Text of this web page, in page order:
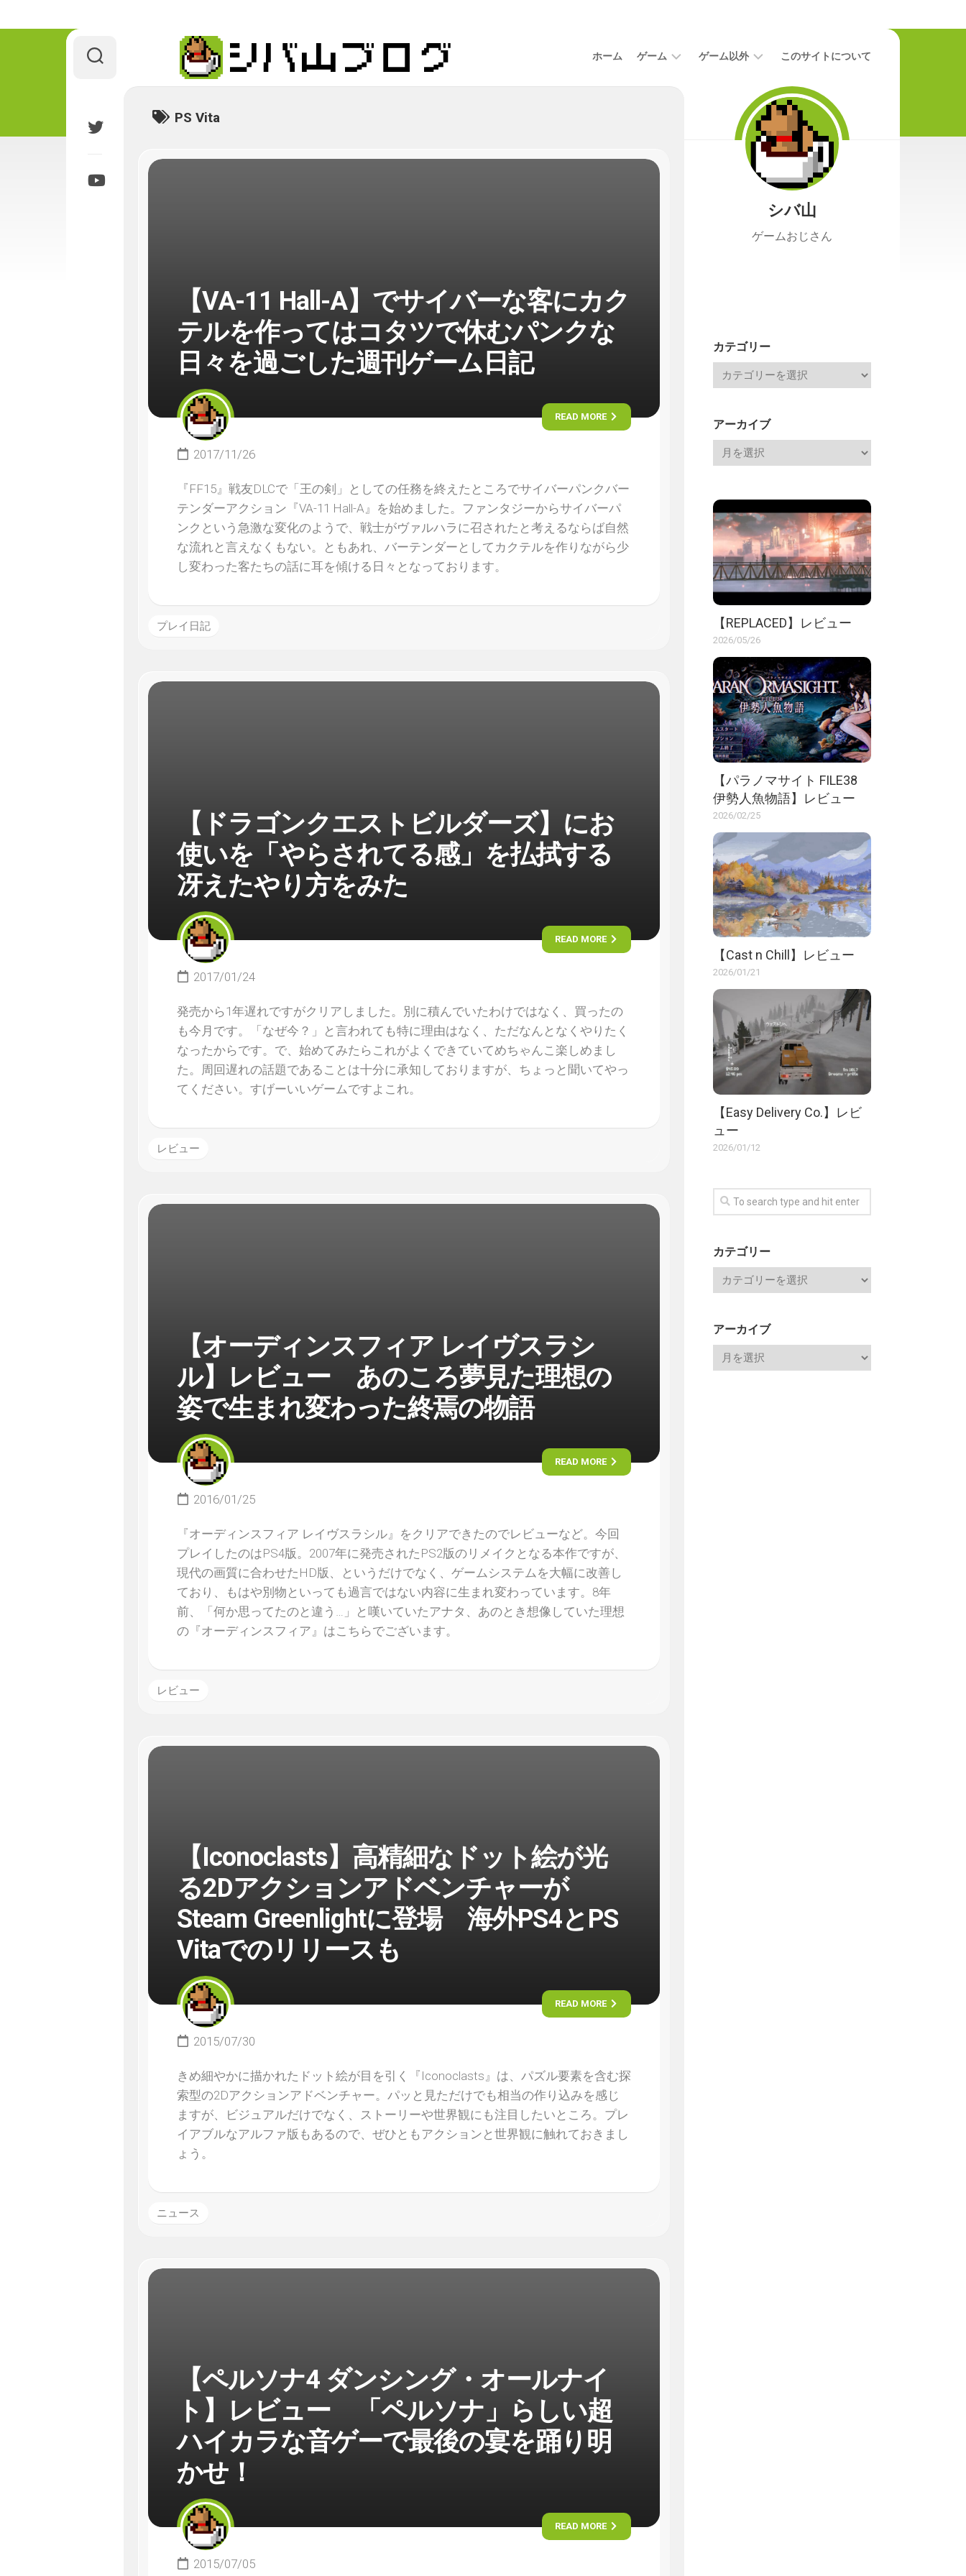
ホーム ゲーム
攻
ゲーム以外 このサイトについて
PS Vita
【VA-11 Hall-A】でサイバーな客にカク
テルを作ってはコタツで休むパンクな
日々を過ごした週刊ゲーム日記
READ MORE
2017/11/26
『FF15』戦友DLCで「王の剣」としての任務を終えたところでサイバーパンクバー
テンダーアクション『VA-11 Hall-A』を始めました。ファンタジーからサイバーパ
ンクという急激な変化のようで、戦士がヴァルハラに召されたと考えるならば自然
な流れと言えなくもない。ともあれ、バーテンダーとしてカクテルを作りながら少
し変わった客たちの話に耳を傾ける日々となっております。
プレイ日記
【ドラゴンクエストビルダーズ】にお
使いを「やらされてる感」を払拭する
冴えたやり方をみた
READ MORE
2017/01/24
発売から1年遅れですがクリアしました。別に積んでいたわけではなく、買ったの
も今月です。「なぜ今？」と言われても特に理由はなく、ただなんとなくやりたく
なったからです。で、始めてみたらこれがよくできていてめちゃんこ楽しめまし
た。周回遅れの話題であることは十分に承知しておりますが、ちょっと聞いてやっ
てください。すげーいいゲームですよこれ。
レビュー
【オーディンスフィア レイヴスラシ
ル】レビュー あのころ夢見た理想の
姿で生まれ変わった終焉の物語
READ MORE
2016/01/25
『オーディンスフィア レイヴスラシル』をクリアできたのでレビューなど。今回
プレイしたのはPS4版。2007年に発売されたPS2版のリメイクとなる本作ですが、
現代の画質に合わせたHD版、というだけでなく、ゲームシステムを大幅に改善し
ており、もはや別物といっても過言ではない内容に生まれ変わっています。8年
前、「何か思ってたのと違う…」と嘆いていたアナタ、あのとき想像していた理想
の『オーディンスフィア』はこちらでございます。
レビュー
【Iconoclasts】高精細なドット絵が光
る2Dアクションアドベンチャーが
Steam Greenlightに登場 海外PS4とPS
Vitaでのリリースも
READ MORE
2015/07/30
きめ細やかに描かれたドット絵が目を引く『Iconoclasts』は、パズル要素を含む探
索型の2Dアクションアドベンチャー。パッと見ただけでも相当の作り込みを感じ
ますが、ビジュアルだけでなく、ストーリーや世界観にも注目したいところ。プレ
イアブルなアルファ版もあるので、ぜひともアクションと世界観に触れておきまし
ょう。
ニュース
【ペルソナ4 ダンシング・オールナイ
ト】レビュー 「ペルソナ」らしい超
ハイカラな音ゲーで最後の宴を踊り明
かせ！
READ MORE
2015/07/05
シバ山
ゲームおじさん
カテゴリー
アーカイブ
【REPLACED】レビュー
2026/05/26
【パラノマサイト FILE38
伊勢人魚物語】レビュー
2026/02/25
【Cast n Chill】レビュー
2026/01/21
【Easy Delivery Co.】レビ
ュー
2026/01/12
カテゴリー
アーカイブ